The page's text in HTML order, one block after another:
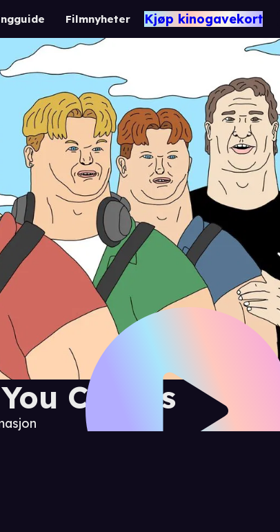
Filmnyheter Kjøp kinogavekort
Clowns